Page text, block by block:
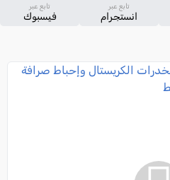
تابع عبر
انستجرام
تابع عبر
فيسبوك